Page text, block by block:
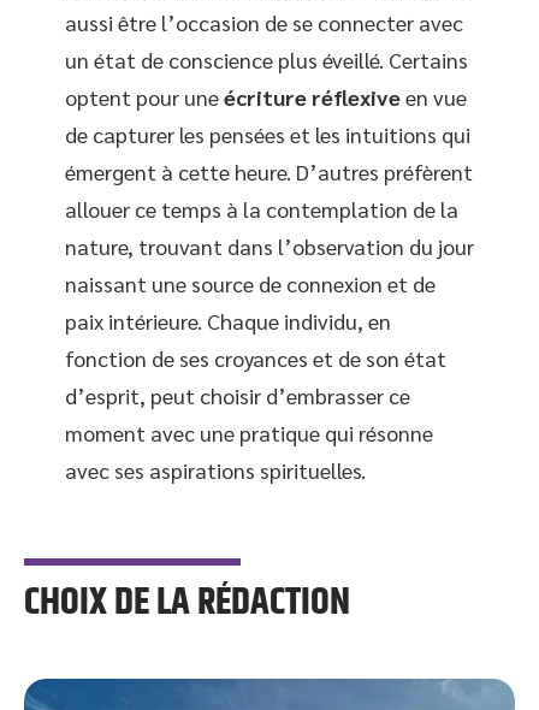
aussi être l’occasion de se connecter avec
un état de conscience plus éveillé. Certains
optent pour uneécriture réflexiveen vue
de capturer les pensées et les intuitions qui
émergent à cette heure. D’autres préfèrent
allouer ce temps à la contemplation de la
nature, trouvant dans l’observation du jour
naissant une source de connexion et de
paix intérieure. Chaque individu, en
fonction de ses croyances et de son état
d’esprit, peut choisir d’embrasser ce
moment avec une pratique qui résonne
avec ses aspirations spirituelles.
CHOIX DE LA RÉDACTION